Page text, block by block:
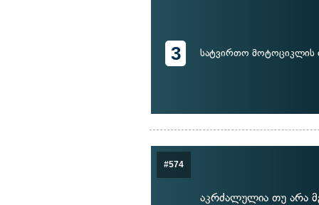
3 სატვირთო მოტოციკლის
#574
აკრძალულია თუ არა